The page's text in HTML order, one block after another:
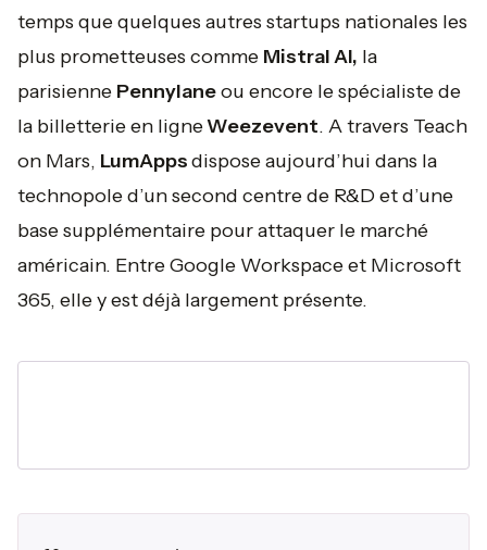
temps que quelques autres startups nationales les
plus prometteuses comme Mistral AI, la
parisienne Pennylaneou encore le spécialiste de
la billetterie en ligneWeezevent. A travers Teach
on Mars, LumAppsdispose aujourd’hui dans la
technopole d’un second centre de R&D et d’une
base supplémentaire pour attaquer le marché
américain. Entre Google Workspace et Microsoft
365, elle y est déjà largement présente.